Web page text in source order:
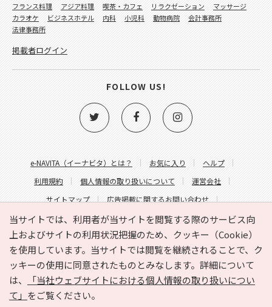
当サイトでは、利用者が当サイトを閲覧する際のサービス向
上およびサイトの利用状況把握のため、クッキー（Cookie）
を使用しています。当サイトでは閲覧を継続されることで、ク
ッキーの使用に同意されたものとみなします。詳細について
は、
「当社ウェブサイトにおける個人情報の取り扱いについ
て」 をご覧ください。
e-NAVITA（イーナビタ）とは？ お気に入り
ヘルプ
利用規約
個人情報の取り扱いについて
運営会社
サイトマップ
広告掲載に関するお問い合わせ
サイトの内容に関するお問い合わせ
フランス料理
アジア料理 喫茶・カフェ リラクゼーション
マッサージ
カラオケ
ビジネスホテル 内科 小児科 動物病院
会計事務所
法律事務所
掲載者ログイン
FOLLOW US!
Copyright © HYOJITO.Co.,Ltd. All Rights Reserved.